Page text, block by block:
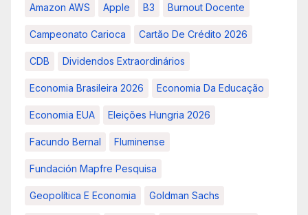
Amazon AWS Apple B3 Burnout Docente
Campeonato Carioca Cartão De Crédito 2026
CDB Dividendos Extraordinários
Economia Brasileira 2026 Economia Da Educação
Economia EUA Eleições Hungria 2026
Facundo Bernal Fluminense
Fundación Mapfre Pesquisa
Geopolítica E Economia Goldman Sachs